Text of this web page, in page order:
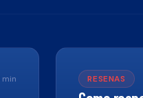
min RESENAS